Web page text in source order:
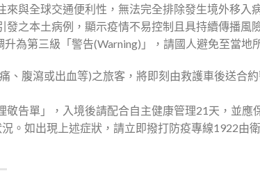
與全球交通便利性，無法完全排除發生境外移入
之本土病例，顯示疫情不易控制且具持續傳播風
為第三級「警告(Warning)」，請國人避免至當地
腹瀉或出血等)之旅客，將即刻由救護車後送合
告單」，入境後請配合自主健康管理21天，並應
。如出現上述症狀，請立即撥打防疫專線1922由